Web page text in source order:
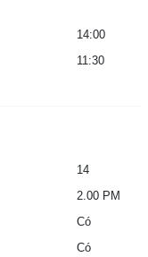
14:00
11:30
14
2.00 PM
Có
Có